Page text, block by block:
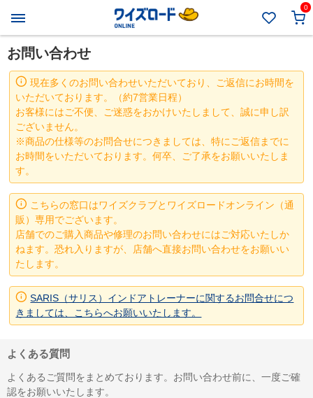
0
お問い合わせ
現在多くのお問い合わせいただいており、ご返信にお時間を
いただいております。（約7営業日程）
お客様にはご不便、ご迷惑をおかけいたしまして、誠に申し訳
ございません。
※商品の仕様等のお問合せにつきましては、特にご返信までに
お時間をいただいております。何卒、ご了承をお願いいたしま
す。
こちらの窓口はワイズクラブとワイズロードオンライン（通
販）専用でございます。
店舗でのご購入商品や修理のお問い合わせにはご対応いたしか
ねます。恐れ入りますが、店舗へ直接お問い合わせをお願いい
たします。
SARIS（サリス）インドアトレーナーに関するお問合せにつ
きましては、こちらへお願いいたします。
よくある質問
よくあるご質問をまとめております。お問い合わせ前に、一度ご確
認をお願いいたします。